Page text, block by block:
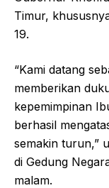
Timur,
19.
“Kami datang
memberikan
kepemimpinan
berhasil
semakin turun,”
di Gedung
malam.